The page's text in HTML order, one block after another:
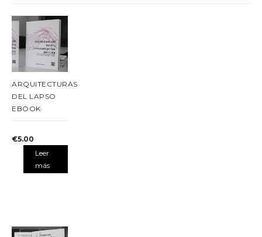
ARQUITECTURAS
DEL LAPSO
EBOOK
€5.00
Leer
más